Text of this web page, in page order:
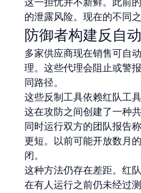
的泄露风险。现在的不同
防御者构建反自
多家供应商现在销售可自
理。这些代理会阻止或警
同路径。
这些反制工具依赖红队工
这在攻防之间创建了一种共
同时运行双方的团队报告
更短。以前可能开放数月
闭。
这种方法仍存在差距。红
在有人运行之前仍未经过测